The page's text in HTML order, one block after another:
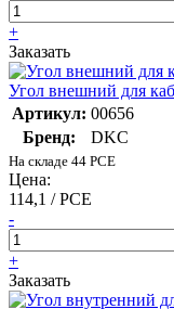
+
Заказать
Угол внешний для
Артикул: 00656
Бренд:
DKC
На складе 44 PCE
Цена:
114,1 / PCE
-
+
Заказать